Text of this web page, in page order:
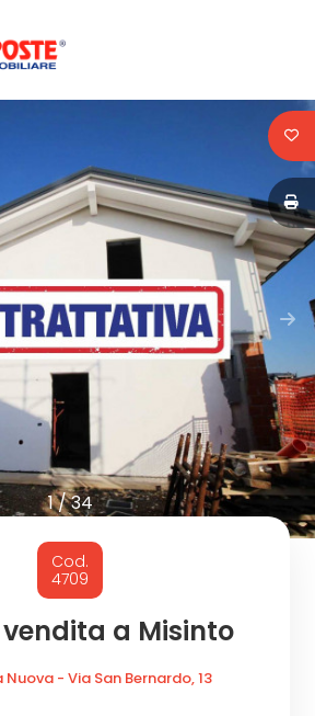
1/34
Cod.
4709
a Misinto
- Via San Bernardo, 13